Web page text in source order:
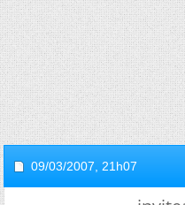
09/03/2007, 21h07